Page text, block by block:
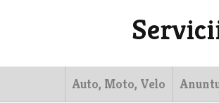
Auto, Moto, Velo